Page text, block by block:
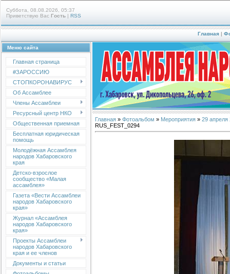
Суббота, 08.08.2026, 05:37
Приветствую Вас Гость | RSS
Главная |
Меню сайта
Главная страница
#ЗАРОССИЮ
СТОПКОРОНАВИРУС
Об Ассамблее
Члены Ассамблеи
Ресурсный центр НКО
Общественная приемная
Бесплатная юридическая
помощь
Молодёжная Ассамблея
народов Хабаровского
края
Детско-взрослое
сообщество «Малая
ассамблея»
Газета «Вести Ассамблеи
народов Хабаровского
края»
Журнал «Ассамблея
народов Хабаровского
края»
Проекты Ассамблеи
народов Хабаровского
края и ее членов
Документы и статьи
Главная » Фотоальбом » Мероприятия » 29 апреля
RUS_FEST_0294